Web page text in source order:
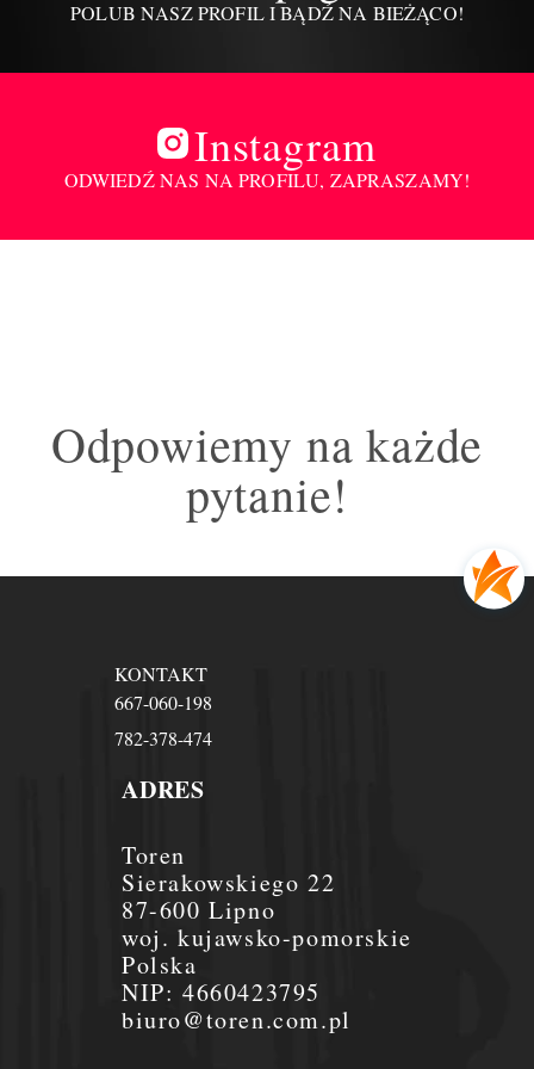
POLUB NASZ PROFIL I BĄDŹ NA BIEŻĄCO!
Instagram
ODWIEDŹ NAS NA PROFILU, ZAPRASZAMY!
Odpowiemy na każde
pytanie!
ADRES
Toren
Sierakowskiego 22
87-600 Lipno
woj. kujawsko-pomorskie
Polska
NIP:4660423795
biuro@toren.com.pl
KONTAKT
667-060-198
782-378-474